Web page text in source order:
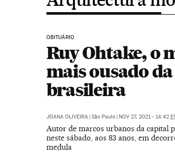
OBITUÁRIO
Ruy Ohtake, o
mais ousado
brasileira
JOANA OLIVEIRA | São Paulo | NOV 27, 2021 - 14:42
Autor de marcos urbanos da capital
neste sábado, aos 83 anos, em
medula